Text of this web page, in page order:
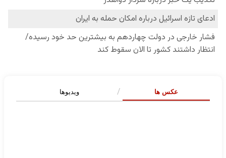
عکس ها ویدیوها